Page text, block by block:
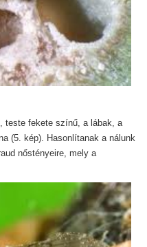
teste fekete színű, a lábak, a
(5. kép). Hasonlítanak a nálunk
nőstényeire, mely a